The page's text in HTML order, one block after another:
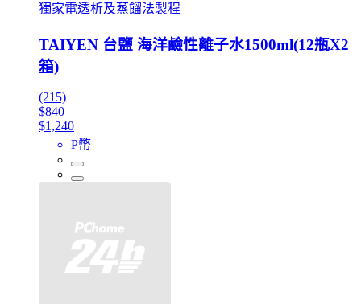
獨家電透析及蒸餾法製程
TAIYEN 台鹽 海洋鹼性離子水1500ml(12瓶X2
箱)
(215)
$840
$1,240
P幣